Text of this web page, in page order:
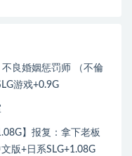
不良婚姻惩罚师 （不倫
游戏+0.9G
】报复：拿下老板
版+日系SLG+1.08G